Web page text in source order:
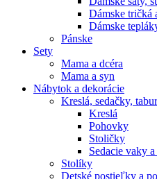
Dámske tričká
Dámske
Pánske
Sety
Mama a dcéra
Mama a syn
Nábytok a dekorácie
Kreslá, sedačky,
Kreslá
Pohovky
Stoličky
Sedacie vaky
Stolíky
Detské postieľky a